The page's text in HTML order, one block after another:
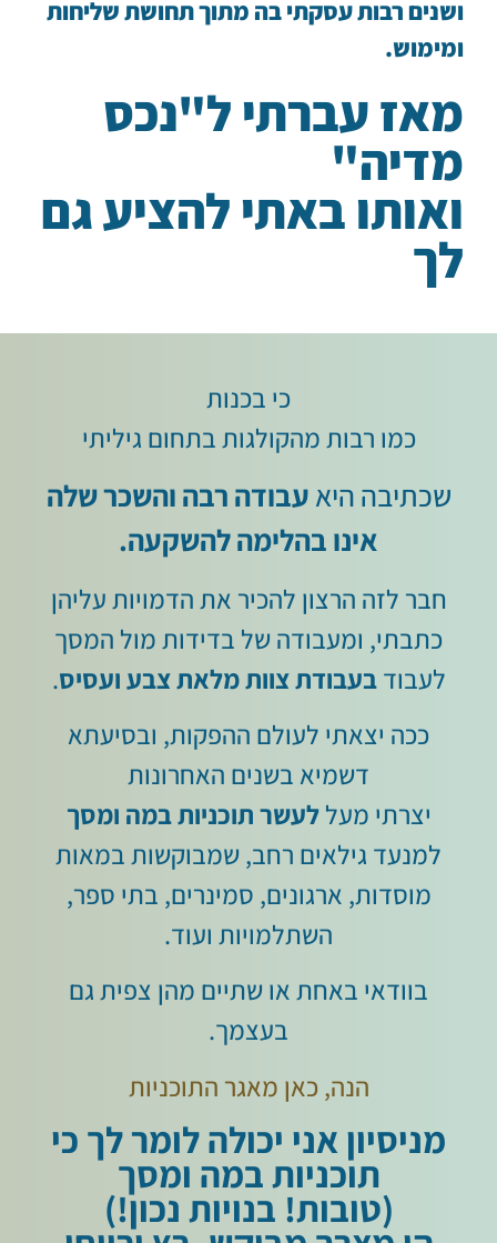
ושנים רבות עסקתי בה מתוך תחושת שליחות
ומימוש.
מאז עברתי ל"נכס
מדיה"
ואותו באתי להציע גם
לך
כי בכנות
כמו רבות מהקולגות בתחום גיליתי
שכתיבה היאעבודה רבה והשכר שלה
אינו בהלימה להשקעה.
חבר לזה הרצון להכיר את הדמויות עליהן
כתבתי, ומעבודה של בדידות מול המסך
לעבודבעבודת צוות מלאת צבע ועסיס.
ככה יצאתי לעולם ההפקות, ובסיעתא
דשמיא בשנים האחרונות
יצרתי מעללעשר תוכניות במה ומסך
למנעד גילאים רחב, שמבוקשות במאות
מוסדות, ארגונים, סמינרים, בתי ספר,
השתלמויות ועוד.
בוודאי באחת או שתיים מהן צפית גם
בעצמך.
הנה, כאן מאגר התוכניות
מניסיון אני יכולה לומר לך כי
תוכניות במה ומסך
(טובות! בנויות נכון!)